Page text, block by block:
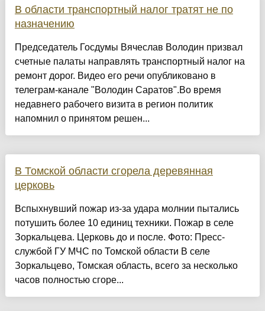
В области транспортный налог тратят не по
назначению
Председатель Госдумы Вячеслав Володин призвал
счетные палаты направлять транспортный налог на
ремонт дорог. Видео его речи опубликовано в
телеграм-канале "Володин Саратов".Во время
недавнего рабочего визита в регион политик
напомнил о принятом решен...
В Томской области сгорела деревянная
церковь
Вспыхнувший пожар из-за удара молнии пытались
потушить более 10 единиц техники. Пожар в селе
Зоркальцева. Церковь до и после. Фото: Пресс-
службой ГУ МЧС по Томской области В селе
Зоркальцево, Томская область, всего за несколько
часов полностью сгоре...